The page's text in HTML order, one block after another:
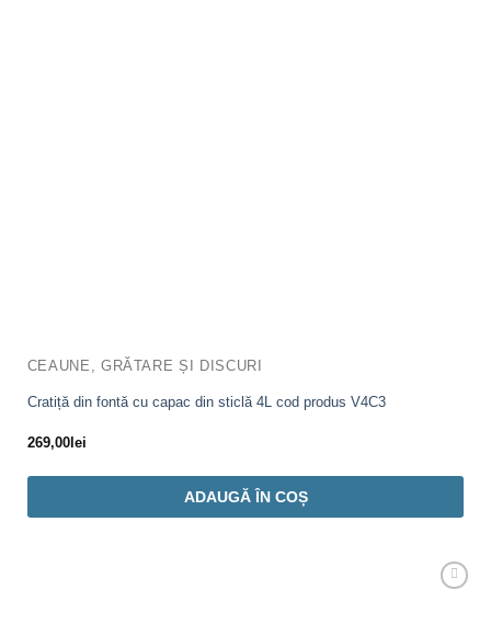
CEAUNE, GRĂTARE ȘI DISCURI
Cratiță din fontă cu capac din sticlă 4L cod produs V4C3
269,00lei
ADAUGĂ ÎN COȘ